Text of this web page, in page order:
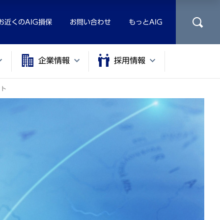
近くのAIG損保 お問い合わせ もっとAIG
企業情報 採用情報